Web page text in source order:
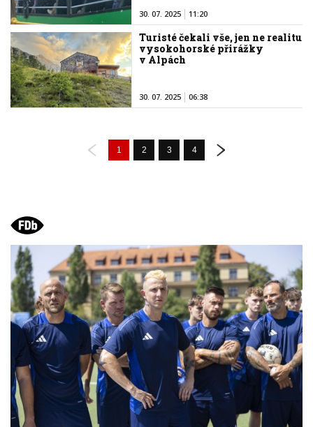
30. 07. 2025 11:20
Turisté čekali vše, jen ne realitu
vysokohorské přirážky
v Alpách
30. 07. 2025 06:38
1 2 3 4